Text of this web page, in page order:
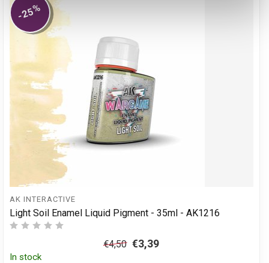
-25%
AK INTERACTIVE
Light Soil Enamel Liquid Pigment - 35ml - AK1216
€4,50 €3,39
In stock